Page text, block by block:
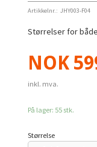
Artikkelnr.: JHY003-F04
Størrelser for
Pris
NOK
inkl. mva.
På lager: 55 stk.
Størrelse